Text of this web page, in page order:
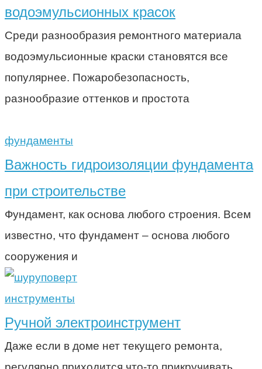
водоэмульсионных красок
Среди разнообразия ремонтного материала
водоэмульсионные краски становятся все
популярнее. Пожаробезопасность,
разнообразие оттенков и простота
фундаменты
Важность гидроизоляции фундамента
при строительстве
Фундамент, как основа любого строения. Всем
известно, что фундамент – основа любого
сооружения и
инструменты
Ручной электроинструмент
Даже если в доме нет текущего ремонта,